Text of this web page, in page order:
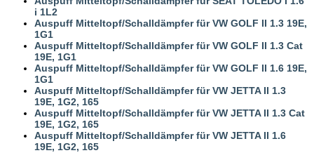
i 1L2
Auspuff Mitteltopf/Schalldämpfer für VW GOLF II 1.3 19E,
1G1
Auspuff Mitteltopf/Schalldämpfer für VW GOLF II 1.3 Cat
19E, 1G1
Auspuff Mitteltopf/Schalldämpfer für VW GOLF II 1.6 19E,
1G1
Auspuff Mitteltopf/Schalldämpfer für VW JETTA II 1.3
19E, 1G2, 165
Auspuff Mitteltopf/Schalldämpfer für VW JETTA II 1.3 Cat
19E, 1G2, 165
Auspuff Mitteltopf/Schalldämpfer für VW JETTA II 1.6
19E, 1G2, 165